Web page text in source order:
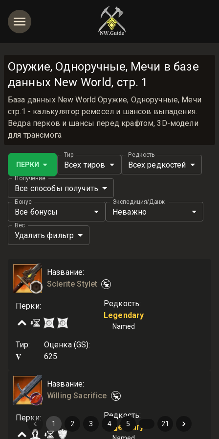
Оружие, Одноручные, Мечи в базе
данных New World, стр. 1
База данных New World Оружие, Одноручные, Мечи
стр.1 - калькулятор ремесел и шансов выпадения.
Ведра перков и шансы перед крафтом, 3D-модели
для трансмога
ПЕРКИ
Тир
Всех тиров
Редкость
Всех редкостей
Получение
Все способы получить
Бонус
Все бонусы
Экспедиция/Данж
Неважно
Вес
Удалить фильтр
Название:
Sclerite Stylet
Перки: Редкость:
Legendary
Named
Тир:
V
Оценка (GS):
625
Название:
Willing Sacrifice
Перки: Редкость:
Legendary
1 2 3 4 5 21